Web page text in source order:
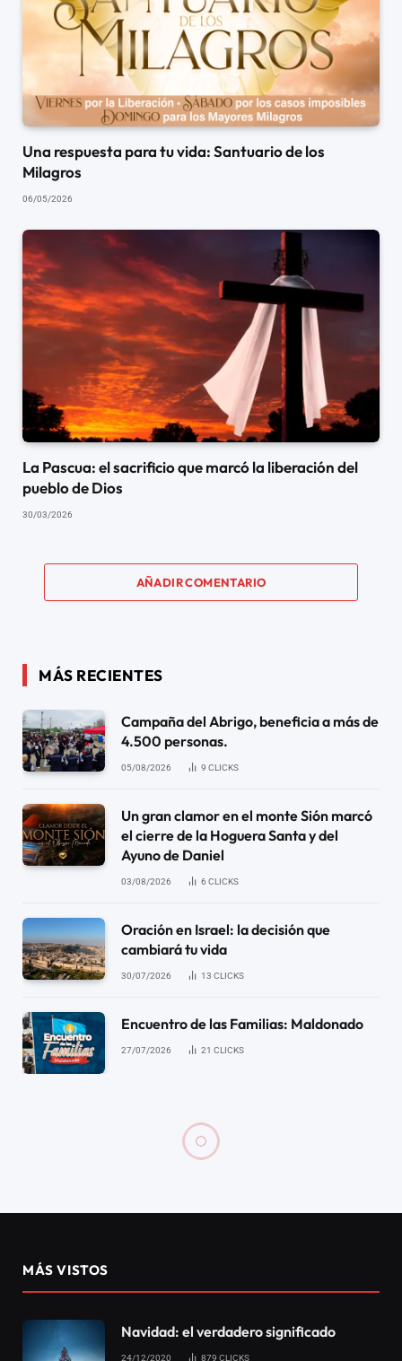
Una respuesta para tu vida: Santuario de los
Milagros
06/05/2026
La Pascua: el sacrificio que marcó la liberación del
pueblo de Dios
30/03/2026
AÑADIR COMENTARIO
MÁS RECIENTES
Campaña del Abrigo, beneficia a más de
4.500 personas.
05/08/2026 9 CLICKS
Un gran clamor en el monte Sión marcó
el cierre de la Hoguera Santa y del
Ayuno de Daniel
03/08/2026 6 CLICKS
Oración en Israel: la decisión que
cambiará tu vida
30/07/2026 13 CLICKS
Encuentro de las Familias: Maldonado
27/07/2026 21 CLICKS
¿Usted está en el Árbol de la
10/10/2024 0 15 2 MINS DE LECTURA